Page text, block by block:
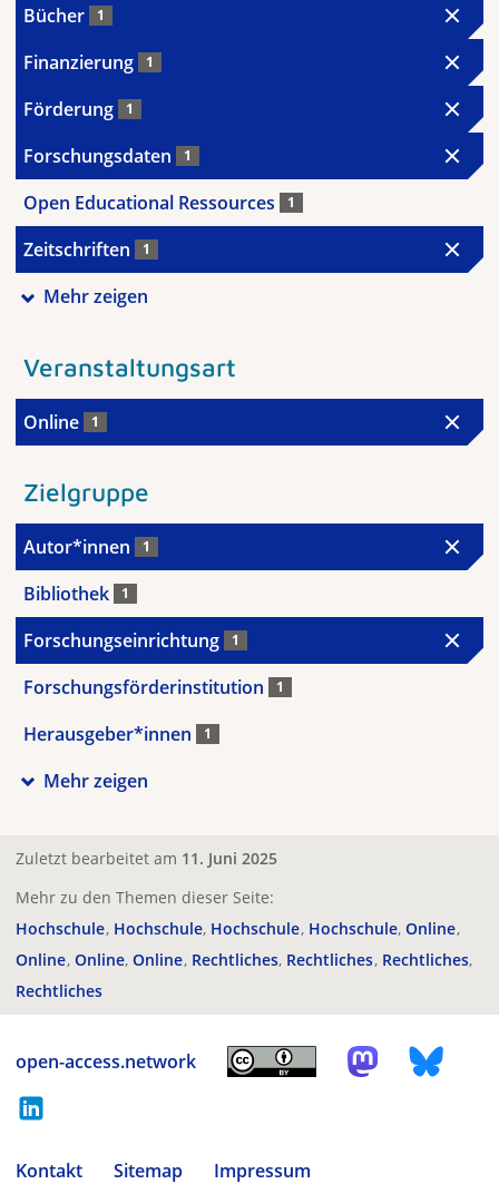
Bücher 1
Finanzierung 1
Förderung 1
Forschungsdaten 1
Open Educational Ressources 1
Zeitschriften 1
Mehr zeigen
Veranstaltungsart
Online 1
Zielgruppe
Autor*innen 1
Bibliothek 1
Forschungseinrichtung 1
Forschungsförderinstitution 1
Herausgeber*innen 1
Mehr zeigen
Zuletzt bearbeitet am 11. Juni 2025
Mehr zu den Themen dieser Seite:
Hochschule Hochschule Hochschule Hochschule Online
Online Online Online Rechtliches Rechtliches Rechtliches
Rechtliches
open-access.network
Kontakt Sitemap
Impressum